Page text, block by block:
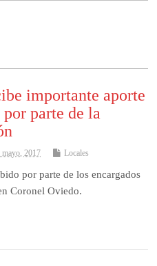
importante aporte
parte de la
mayo, 2017 Locales
por parte de los encargados
Coronel Oviedo.